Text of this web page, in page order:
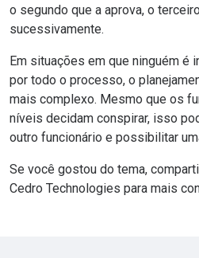
o segundo que a aprova, o
sucessivamente.
Em situações em que ninguém é
por todo o processo, o
mais complexo. Mesmo que os
níveis decidam conspirar, isso
outro funcionário e possibilitar
Se você gostou do tema,
Cedro Technologies para mais